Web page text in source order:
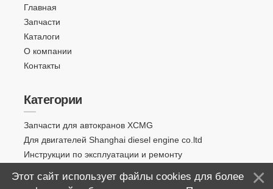
Главная
Запчасти
Каталоги
О компании
Контакты
Категории
Запчасти для автокранов XCMG
Для двигателей Shanghai diesel engine co.ltd
Инструкции по эксплуатации и ремонту
Этот сайт использует файлы cookies для более